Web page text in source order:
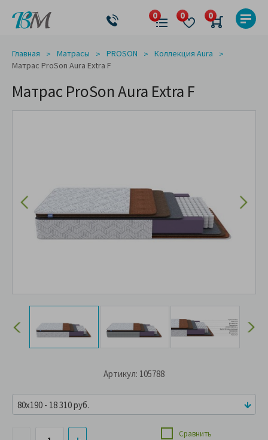
Главная Матрасы PROSON
Коллекция Aura
Матрас ProSon Aura Extra F
Матрас ProSon Aura Extra F
Артикул: 105788
Сравнить
80x190 - 18 310 руб.